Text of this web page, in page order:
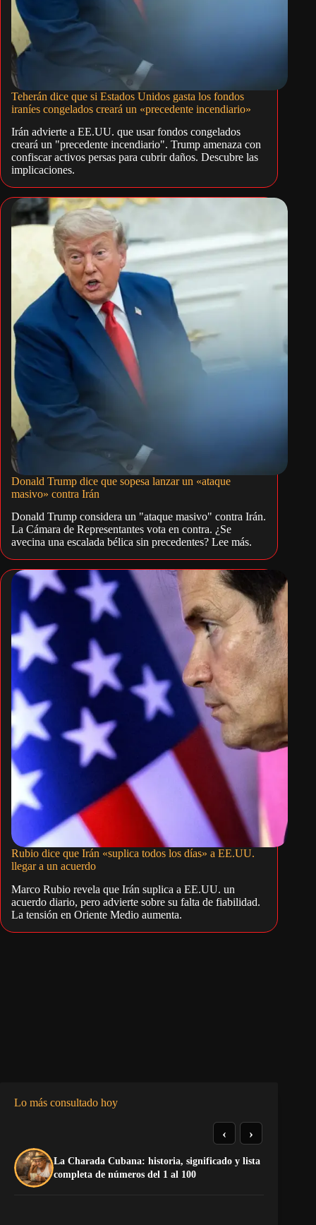
Teherán dice que si Estados Unidos gasta los fondos
iraníes congelados creará un «precedente incendiario»
Irán advierte a EE.UU. que usar fondos congelados
creará un "precedente incendiario". Trump amenaza con
confiscar activos persas para cubrir daños. Descubre las
implicaciones.
Donald Trump dice que sopesa lanzar un «ataque
masivo» contra Irán
Donald Trump considera un "ataque masivo" contra Irán.
La Cámara de Representantes vota en contra. ¿Se
avecina una escalada bélica sin precedentes? Lee más.
Rubio dice que Irán «suplica todos los días» a EE.UU.
llegar a un acuerdo
Marco Rubio revela que Irán suplica a EE.UU. un
acuerdo diario, pero advierte sobre su falta de fiabilidad.
La tensión en Oriente Medio aumenta.
Lo más consultado hoy
La Charada Cubana: historia, significado y lista
completa de números del 1 al 100
‹ ›